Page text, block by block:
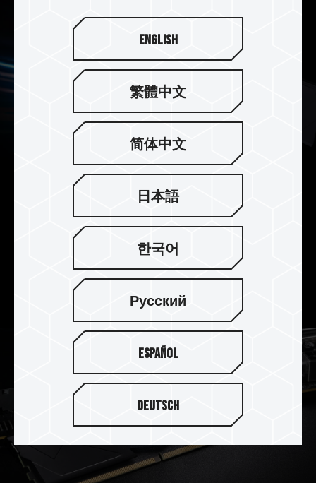
高效散熱
使用專業導熱矽膠將散熱片與記憶體結合，並強化
PMIC(電源管理晶片)散熱設計，從上而下完美導
流，高效散熱，維持最佳的工作溫度。
English
繁體中文
简体中文
日本語
한국어
Русский
Español
Deutsch